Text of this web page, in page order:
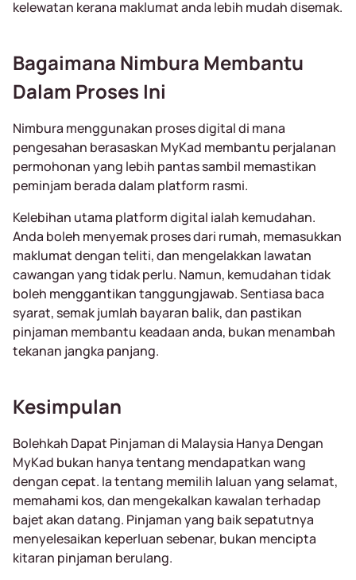
kelewatan kerana maklumat anda lebih mudah disemak.
Bagaimana Nimbura Membantu
Dalam Proses Ini
Nimbura menggunakan proses digital di mana
pengesahan berasaskan MyKad membantu perjalanan
permohonan yang lebih pantas sambil memastikan
peminjam berada dalam platform rasmi.
Kelebihan utama platform digital ialah kemudahan.
Anda boleh menyemak proses dari rumah, memasukkan
maklumat dengan teliti, dan mengelakkan lawatan
cawangan yang tidak perlu. Namun, kemudahan tidak
boleh menggantikan tanggungjawab. Sentiasa baca
syarat, semak jumlah bayaran balik, dan pastikan
pinjaman membantu keadaan anda, bukan menambah
tekanan jangka panjang.
Kesimpulan
Bolehkah Dapat Pinjaman di Malaysia Hanya Dengan
MyKad bukan hanya tentang mendapatkan wang
dengan cepat. Ia tentang memilih laluan yang selamat,
memahami kos, dan mengekalkan kawalan terhadap
bajet akan datang. Pinjaman yang baik sepatutnya
menyelesaikan keperluan sebenar, bukan mencipta
kitaran pinjaman berulang.